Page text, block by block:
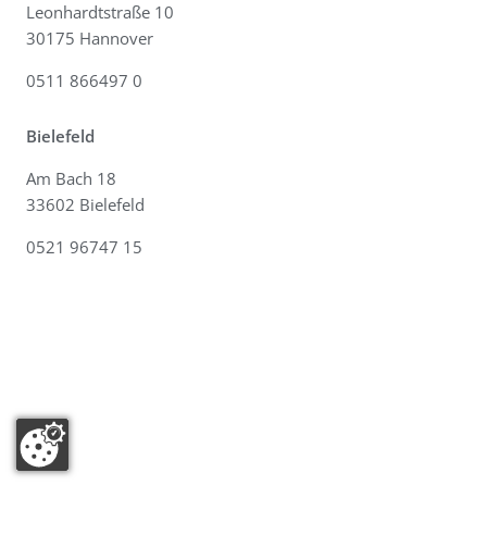
Leonhardtstraße 10
30175 Hannover
0511 866497 0
Bielefeld
Am Bach 18
33602 Bielefeld
0521 96747 15